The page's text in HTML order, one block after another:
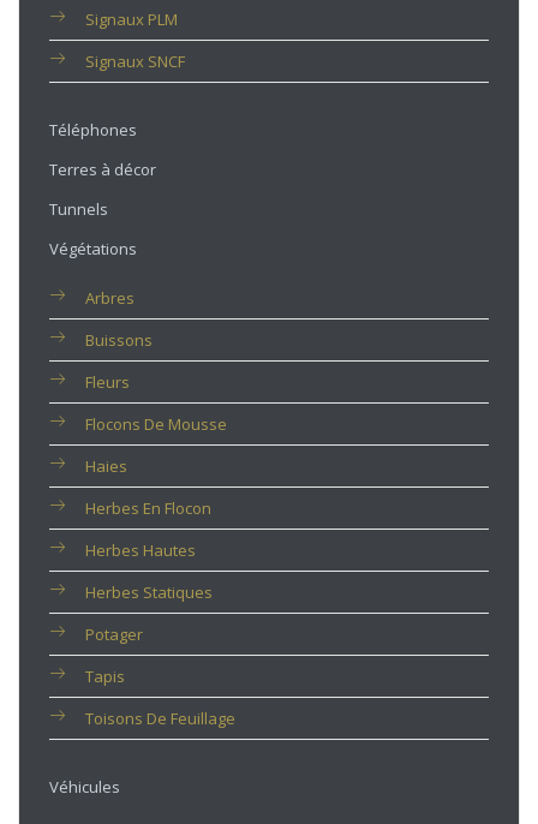
Signaux PLM
Signaux SNCF
Téléphones
Terres à décor
Tunnels
Végétations
Arbres
Buissons
Fleurs
Flocons De Mousse
Haies
Herbes En Flocon
Herbes Hautes
Herbes Statiques
Potager
Tapis
Toisons De Feuillage
Véhicules